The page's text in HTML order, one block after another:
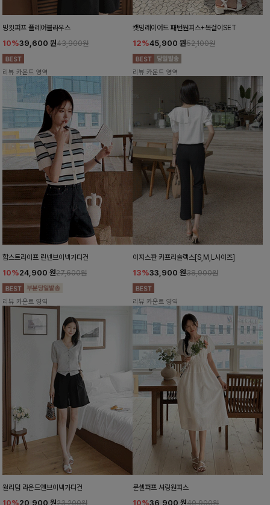
밍킷퍼프 플레어블라우스
10%39,600 원43,900원
리뷰 카운트 영역
캣밍레이어드 패턴원피스+목걸이SET
12%45,900 원52,100원
리뷰 카운트 영역
함스트라이프 린넨브이넥가디건
10%24,900 원27,600원
리뷰 카운트 영역
이지스판 카프리슬랙스[S,M,L사이즈]
13%33,900 원38,900원
리뷰 카운트 영역
윌리덤 라운드앤브이넥가디건
10%20,900 원23,200원
룬셀퍼프 셔링원피스
10%36,900 원40,900원